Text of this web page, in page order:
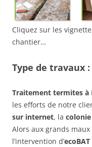
Cliquez sur les
chantier…
Type de
Traitement termites à
les efforts de notre
sur internet, la
Alors aux grands
l’intervention d’ecoBAT